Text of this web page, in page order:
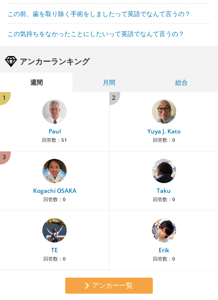
この前、歯を取り除く手術をしましたって英語でなんて言うの？
この気持ちをなかったことにしたいって英語でなんて言うの？
アンカーランキング
週間 月間
総合
1
Paul
回答数： 51
2
Yuya J. Kato
回答数： 0
3
Kogachi OSAKA
回答数： 0
Taku
回答数： 0
TE
回答数： 0
Erik
回答数： 0
アンカー一覧